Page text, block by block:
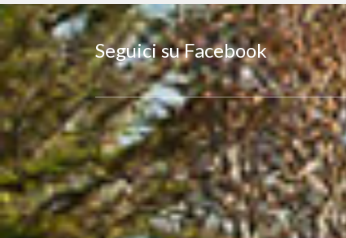
Seguici su Facebook